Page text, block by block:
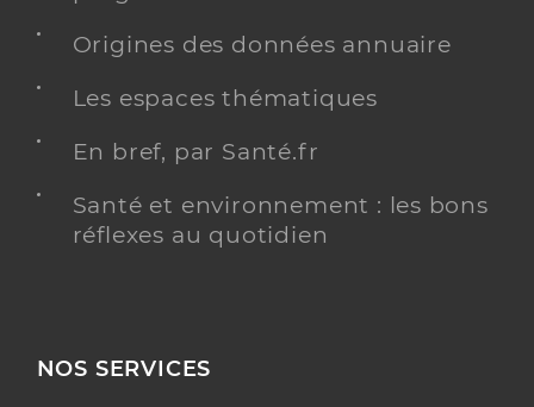
Origines des données annuaire
Les espaces thématiques
En bref, par Santé.fr
Santé et environnement : les bons
réflexes au quotidien
NOS SERVICES